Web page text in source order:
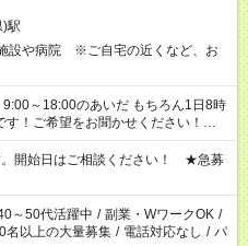
駅
設や病院 ※ご自宅の近くなど、お
～18:00のあいだ もちろん1日8時
す！ご希望をお聞かせください！★家
合も遠慮なくご相談ください。 ※
必要です
。開始日はご相談ください！ ★急募
～50代活躍中 / 副業・WワークOK /
名以上の大量募集 / 電話対応なし / パ